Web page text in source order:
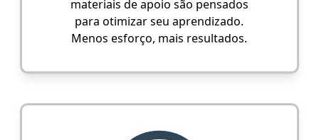
materiais de apoio são pensados
para otimizar seu aprendizado.
Menos esforço, mais resultados.